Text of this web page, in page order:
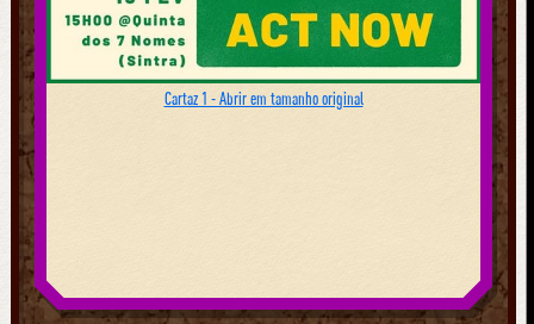
Cartaz 1 - Abrir em tamanho original